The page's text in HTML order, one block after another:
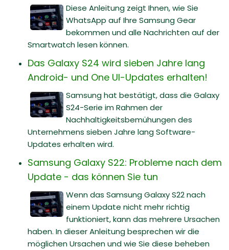
Diese Anleitung zeigt Ihnen, wie Sie
WhatsApp auf Ihre Samsung Gear
bekommen und alle Nachrichten auf der
Smartwatch lesen können.
Das Galaxy S24 wird sieben Jahre lang
Android- und One UI-Updates erhalten!
Samsung hat bestätigt, dass die Galaxy
S24-Serie im Rahmen der
Nachhaltigkeitsbemühungen des
Unternehmens sieben Jahre lang Software-
Updates erhalten wird.
Samsung Galaxy S22: Probleme nach dem
Update - das können Sie tun
Wenn das Samsung Galaxy S22 nach
einem Update nicht mehr richtig
funktioniert, kann das mehrere Ursachen
haben. In dieser Anleitung besprechen wir die
möglichen Ursachen und wie Sie diese beheben